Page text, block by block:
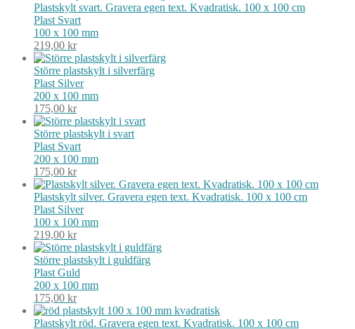
Plastskylt svart. Gravera egen text. Kvadratisk. 100 x 100 cm
Plast Svart
100 x 100 mm
219,00 kr
Större plastskylt i silverfärg
Plast Silver
200 x 100 mm
175,00 kr
Större plastskylt i svart
Plast Svart
200 x 100 mm
175,00 kr
Plastskylt silver. Gravera egen text. Kvadratisk. 100 x 100 cm
Plast Silver
100 x 100 mm
219,00 kr
Större plastskylt i guldfärg
Plast Guld
200 x 100 mm
175,00 kr
Plastskylt röd. Gravera egen text. Kvadratisk. 100 x 100 cm